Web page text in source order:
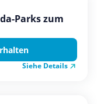
Parks zum
Siehe Details